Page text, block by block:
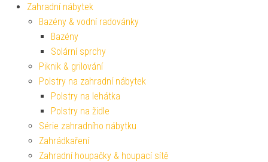
Zahradní nábytek
Bazény & vodní radovánky
Bazény
Solární sprchy
Piknik & grilování
Polstry na zahradní nábytek
Polstry na lehátka
Polstry na židle
Série zahradního nábytku
Zahrádkaření
Zahradní houpačky & houpací sítě